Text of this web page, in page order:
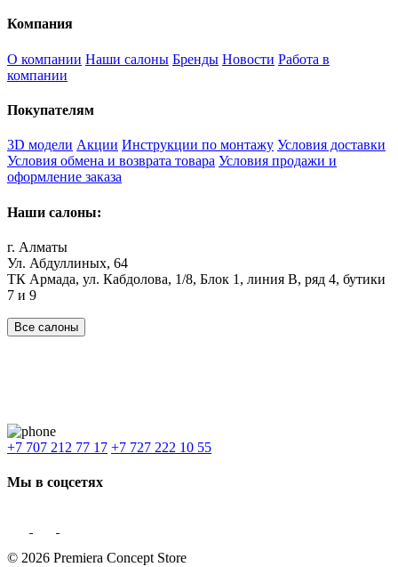
Компания
О компании Наши салоны Бренды Новости Работа в
компании
Покупателям
3D модели Акции Инструкции по монтажу Условия доставки
Условия обмена и возврата товара Условия продажи и
оформление заказа
Наши салоны:
г. Алматы
Ул. Абдуллиных, 64
ТК Армада, ул. Кабдолова, 1/8, Блок 1, линия В, ряд 4, бутики
7 и 9
Все салоны
+7 707 212 77 17 +7 727 222 10 55
Мы в соцсетях
© 2026 Premiera Concept Store